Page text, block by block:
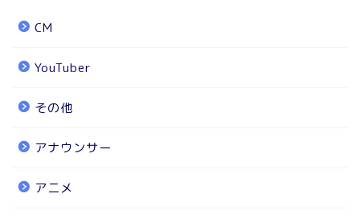
CM
YouTuber
その他
アナウンサー
アニメ